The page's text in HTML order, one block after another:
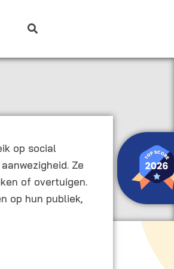
op social
Ze
of overtuigen.
op hun publiek,